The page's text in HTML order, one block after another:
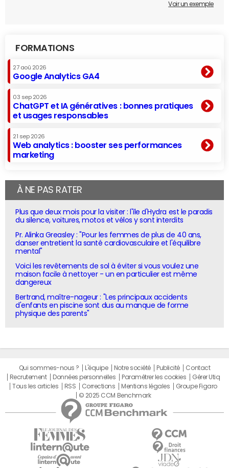
Voir un exemple
FORMATIONS
27 aoû 2026
Google Analytics GA4
03 sep 2026
ChatGPT et IA génératives : bonnes pratiques
et usages responsables
21 sep 2026
Web analytics : booster ses performances
marketing
À NE PAS RATER
Plus que deux mois pour la visiter : l'île d'Hydra est le paradis
du silence, voitures, motos et vélos y sont interdits
Pr. Alinka Greasley : "Pour les femmes de plus de 40 ans,
danser entretient la santé cardiovasculaire et l'équilibre
mental"
Voici les revêtements de sol à éviter si vous voulez une
maison facile à nettoyer - un en particulier est même
dangereux
Bertrand, maître-nageur : "Les principaux accidents
d'enfants en piscine sont dus au manque de forme
physique des parents"
Qui sommes-nous ? L'équipe Notre société Publicité
Contact
Recrutement
Données personnelles Paramétrer les cookies
Gérer Utiq
Tous les articles
RSS Corrections Mentions légales
Groupe Figaro
© 2025 CCM Benchmark